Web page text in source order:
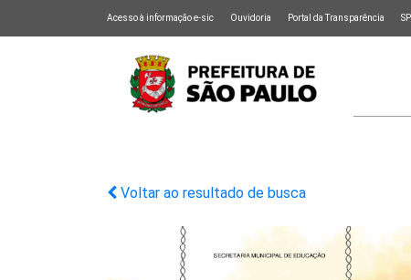
Acesso à informação e-sic Ouvidoria Portal da Transparência
Voltar ao resultado de busca